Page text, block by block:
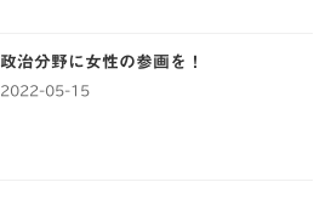
政治分野に女性の参画を！
2022-05-15